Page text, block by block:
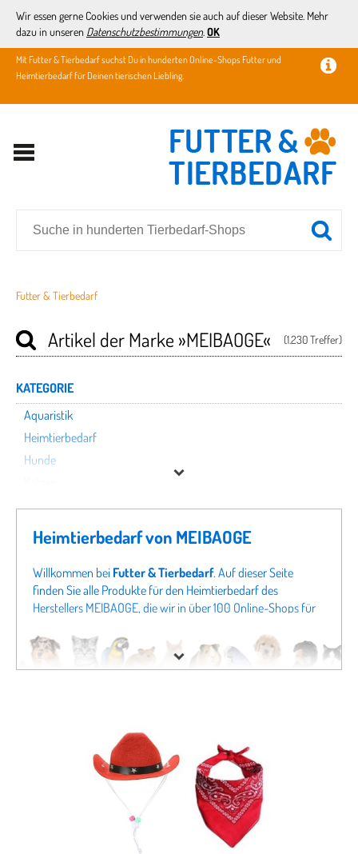
Wir essen gerne Cookies und verwenden sie auch auf dieser Website. Mehr
dazu in unseren Datenschutzbestimmungen. OK
Mit Futter & Tierbedarf suchst Du in hunderten Online-Shops Futter und
Heimtierbedarf für Deinen tierischen Liebling.
Futter & Tierbedarf
(1.230 Treffer)
Artikel der Marke»MEIBAOGE«
KATEGORIE
Aquaristik
Heimtierbedarf
Hunde
Kleintiere
Nutztiere
Pferde
Terraristik
Vögel
MEIBAOGE
Preis
Heimtierbedarf von MEIBAOGE
Willkommen bei Futter & Tierbedarf. Auf dieser Seite
finden Sie alle Produkte für den Heimtierbedarf des
Herstellers MEIBAOGE, die wir in über 100 Online-Shops für
Sie auch direkt in unseren Fachabteilungen
Aquaristik von
MEIBAOGE
oder Angeboten für Hunde von MEIBAOGE
nicht nur alles für Deutschlands beliebteste Haustiere
, sondern auch für Kleintiere
bis hin zu demTierbedarf für Pferde